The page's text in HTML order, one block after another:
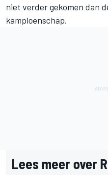
niet verder gekomen dan
kampioenschap.
Lees meer over